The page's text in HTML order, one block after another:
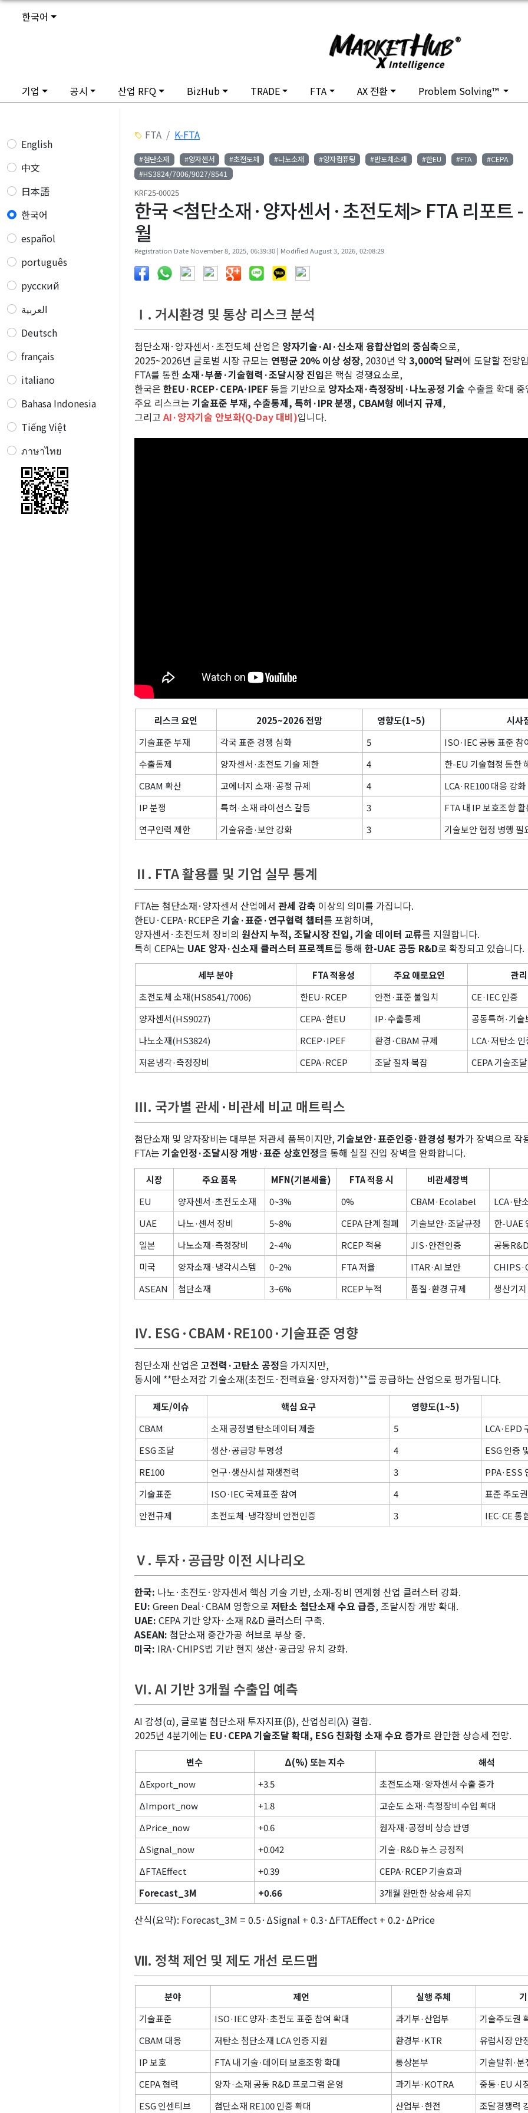
한국어
기업 공시 산업 RFQ BizHub TRADE FTA AX 전환 Problem Solving™
English
中文
日本語
한국어
español
português
русский
العربية
Deutsch
français
italiano
Bahasa Indonesia
Tiếng Việt
ภาษาไทย
FTA K-FTA
#첨단소재 #양자센서 #초전도체 #나노소재 #양자컴퓨팅 #반도체소재 #한EU #FTA
#CEPA
#HS3824/7006/9027/8541
KRF25-00025
한국 <첨단소재·양자센서·초전도체> FTA 리포트
월
Registration Date November 8, 2025, 06:39:30 | Modified August 3, 2026, 02:08:29
Ⅰ. 거시환경 및 통상 리스크 분석
첨단소재·양자센서·초전도체 산업은 양자기술·AI·신소재 융합산업의 중심축으로,
2025~2026년 글로벌 시장 규모는 연평균 20% 이상 성장, 2030년 약3,000억 달러에 도달할 전망
FTA를 통한소재·부품·기술협력·조달시장 진입은 핵심 경쟁요소로,
한국은한EU·RCEP·CEPA·IPEF 등을 기반으로 양자소재·측정장비·나노공정 기술 수출을 확대 중
주요 리스크는기술표준 부재, 수출통제, 특허·IPR 분쟁, CBAM형 에너지 규제,
그리고AI·양자기술 안보화(Q-Day 대비)입니다.
리스크 요인 2025~2026 전망 영향도(1~5)
시사
기술표준 부재
각국 표준 경쟁 심화 5
ISO·IEC 공동 표준 참
수출통제
양자센서·초전도 기술 제한 4
한-EU 기술협정 통한
CBAM 확산
고에너지 소재·공정 규제 4
LCA·RE100 대응 강화
IP 분쟁
특허·소재 라이선스 갈등 3
FTA 내 IP 보호조항 활
연구인력 제한
기술유출·보안 강화 3 기술보안 협정 병행 필
Ⅱ. FTA 활용률 및 기업 실무 통계
FTA는 첨단소재·양자센서 산업에서관세 감축 이상의 의미를 가집니다.
한EU·CEPA·RCEP은기술·표준·연구협력 챕터를 포함하며,
양자센서·초전도체 장비의 원산지 누적, 조달시장 진입, 기술 데이터 교류를 지원합니다.
특히 CEPA는 UAE 양자·신소재 클러스터 프로젝트를 통해한-UAE 공동 R&D로 확장되고 있습니다.
세부 분야 FTA 적용성 주요 애로요인
관
초전도체 소재(HS8541/7006)
한EU·RCEP 안전·표준 불일치
CE·IEC 인증
양자센서(HS9027)
CEPA·한EU IP·수출통제
공동특허·기술
나노소재(HS3824)
RCEP·IPEF 환경·CBAM 규제
LCA·저탄소 인
저온냉각·측정장비
CEPA·RCEP 조달 절차 복잡 CEPA 기술조
Ⅲ. 국가별 관세·비관세 비교 매트릭스
첨단소재 및 양자장비는 대부분 저관세 품목이지만,기술보안·표준인증·환경성 평가가 장벽으로 작
FTA는기술인정·조달시장 개방·표준 상호인정을 통해 실질 진입 장벽을 완화합니다.
시장 주요 품목 MFN(기본세율) FTA 적용 시 비관세장벽
EU
양자센서·초전도소재 0~3% 0% CBAM·Ecolabel
LCA·탄
UAE
나노·센서 장비 5~8% CEPA 단계 철폐 기술보안·조달규정
한-UAE
일본
나노소재·측정장비 2~4% RCEP 적용 JIS·안전인증
공동
미국
양자소재·냉각시스템 0~2% FTA 저율 ITAR·AI 보안
ASEAN
첨단소재 3~6% RCEP 누적 품질·환경 규제 생산기
Ⅳ. ESG·CBAM·RE100·기술표준 영향
첨단소재 산업은고전력·고탄소 공정을 가지지만,
동시에 **탄소저감 기술소재(초전도·전력효율·양자저항)**를 공급하는 산업으로 평가됩니다.
제도/이슈 핵심 요구 영향도(1~5)
CBAM
소재 공정별 탄소데이터 제출 5
LCA·EPD
ESG 조달
생산·공급망 투명성 4
ESG 인증
RE100
연구·생산시설 재생전력 3
PPA·ESS
기술표준
ISO·IEC 국제표준 참여 4
표준 주도
안전규제
초전도체·냉각장비 안전인증 3 IEC·CE 통
Ⅴ. 투자·공급망 이전 시나리오
한국: 나노·초전도·양자센서 핵심 기술 기반, 소재-장비 연계형 산업 클러스터 강화.
EU: Green Deal·CBAM 영향으로 저탄소 첨단소재 수요 급증, 조달시장 개방 확대.
UAE: CEPA 기반 양자·소재 R&D 클러스터 구축.
ASEAN: 첨단소재 중간가공 허브로 부상 중.
미국: IRA·CHIPS법 기반 현지 생산·공급망 유치 강화.
Ⅵ. AI 기반 3개월 수출입 예측
AI 감성(α), 글로벌 첨단소재 투자지표(β), 산업심리(λ) 결합.
2025년 4분기에는 EU·CEPA 기술조달 확대, ESG 친화형 소재 수요 증가로 완만한 상승세 전망.
변수 Δ(%) 또는 지수
해석
ΔExport_now
+3.5
초전도소재·양자센서 수출 증가
ΔImport_now
+1.8
고순도 소재·측정장비 수입 확대
ΔPrice_now
+0.6
원자재·공정비 상승 반영
ΔSignal_now
+0.042
기술·R&D 뉴스 긍정적
ΔFTAEffect
+0.39
CEPA·RCEP 기술효과
Forecast_3M
+0.66 3개월 완만한 상승세 유지
산식(요약): Forecast_3M = 0.5·ΔSignal + 0.3·ΔFTAEffect + 0.2·ΔPrice
Ⅶ. 정책 제언 및 제도 개선 로드맵
분야 제언 실행 주체
기술표준
ISO·IEC 양자·초전도 표준 참여 확대 과기부·산업부
기술주도권
CBAM 대응
저탄소 첨단소재 LCA 인증 지원 환경부·KTR
유럽시장 안
IP 보호
FTA 내 기술·데이터 보호조항 확대 통상본부
기술탈취·분
CEPA 협력
양자·소재 공동 R&D 프로그램 운영 과기부·KOTRA
중동·EU 시
ESG 인센티브
첨단소재 RE100 인증 확대 산업부·한전 조달경쟁력